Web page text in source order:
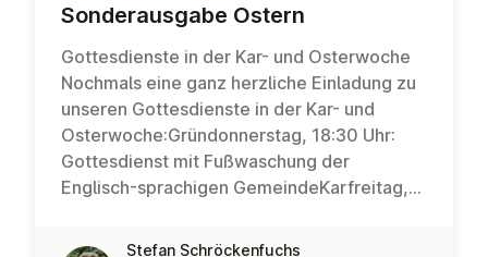
Son­der­aus­ga­be Ostern
Gottesdienste in der Kar- und Osterwoche
Nochmals eine ganz herzliche Einladung zu
unseren Gottesdienste in der Kar- und
Osterwoche:Gründonnerstag, 18:30 Uhr:
Gottesdienst mit Fußwaschung der
Englisch-sprachigen GemeindeKarfreitag,
PassionsgeschichteKarsamstag, 20:00 Uhr:
Stefan Schröckenfuchs